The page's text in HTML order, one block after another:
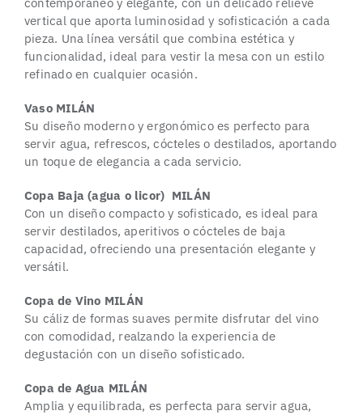
vertical que aporta luminosidad y sofisticación a cada
pieza. Una línea versátil que combina estética y
funcionalidad, ideal para vestir la mesa con un estilo
refinado en cualquier ocasión.
Vaso MILÁN
Su diseño moderno y ergonómico es perfecto para
servir agua, refrescos, cócteles o destilados, aportando
un toque de elegancia a cada servicio.
Copa Baja (agua o licor) MILÁN
Con un diseño compacto y sofisticado, es ideal para
servir destilados, aperitivos o cócteles de baja
capacidad, ofreciendo una presentación elegante y
versátil.
Copa de Vino MILÁN
Su cáliz de formas suaves permite disfrutar del vino
con comodidad, realzando la experiencia de
degustación con un diseño sofisticado.
Copa de Agua MILÁN
Amplia y equilibrada, es perfecta para servir agua,